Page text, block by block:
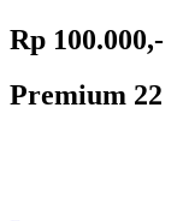
Rp 100.000,-
Premium 22